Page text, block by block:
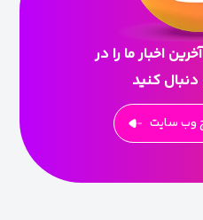
اخبار ما را در
دنبال کنید
وب سایت